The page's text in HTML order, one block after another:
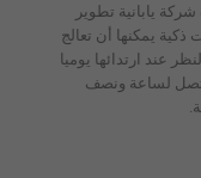
شركة يابانية تطوير
ذكية يمكنها أن تعالج
عند ارتدائها يوميا
تصل لساعة ونصف